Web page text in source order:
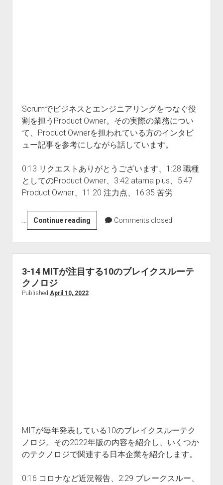
Scrumでビジネスとエンジニアリングをつなぐ役
割を担うProduct Owner。その実際の業務につい
て、Product Ownerを担われている方のインタビ
ュー記事を参考にしながら話しています。
0:13 リクエストありがとうございます、1:28 職種
としてのProduct Owner、3:42 atama plus、5:47
Product Owner、11:20 注力点、16:35 苦労
… Continue reading3-
15
Product
Owner
と
Comments closed
3-14 MITが注目する10のブレイクスルーテ
クノロジ
Published April 10, 2022
MITが毎年発表している10のブレイクスルーテク
ノロジ。その2022年版の内容を紹介し、いくつか
のテクノロジで関連する日本企業を紹介します。
0:16 コロナなど近況報告、2:29 ブレークスルー、